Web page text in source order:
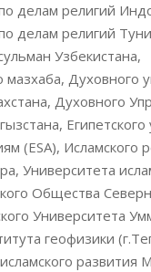
делам религий
делам религий
Узбекистана,
Духовного
Духовного
Египетского
(ESA), Исламского
Университета
Общества
Университета
геофизики
развития